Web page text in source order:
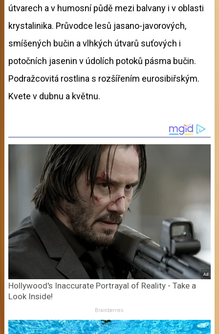
útvarech a v humosní půdě mezi balvany i v oblasti
krystalinika. Průvodce lesů jasano-javorových,
smíšených bučin a vlhkých útvarů suťových i
potočních jasenin v údolích potoků pásma bučin.
Podražcovitá rostlina s rozšířením eurosibiřským.
Kvete v dubnu a květnu.
Hollywood's Inaccurate Portrayal of Reality - Take a
Look Inside!
Brainberries